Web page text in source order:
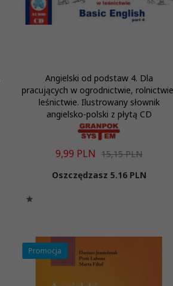
Angielski od podstaw 4. Dla
pracujących w ogrodnictwie,
leśnictwie. Ilustrowany słownik
angielsko-polski z płytą CD
9,99 PLN 15,15 PLN
Oszczędzasz 5.16 PLN
Promocja